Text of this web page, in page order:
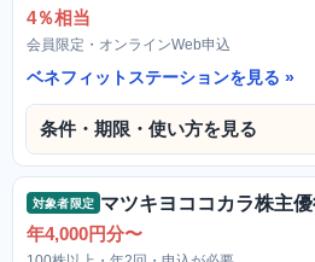
4％相当
会員限定・オンラインWeb申込
ベネフィットステーションを見る
条件・期限・使い方を見る
対象者限定 マツキヨココカラ株主
年4,000円分〜